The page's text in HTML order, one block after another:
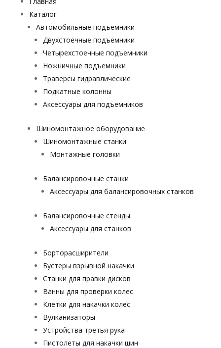
Каталог
Автомобильные подъемники
Двухстоечные подъемники
Четырехстоечные подъемники
Ножничные подъемники
Траверсы гидравлические
Подкатные колонны
Аксессуары для подъемников
Шиномонтажное оборудование
Шиномонтажные станки
Монтажные головки
Балансировочные станки
Аксессуары для балансировочных станков
Балансировочные стенды
Аксессуары для станков
Борторасширители
Бустеры взрывной накачки
Станки для правки дисков
Ванны для проверки колес
Клетки для накачки колес
Вулканизаторы
Устройства третья рука
Пистолеты для накачки шин